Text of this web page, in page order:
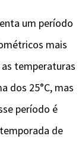
um período
mais
temperaturas
dos 25°C, mas
período é
de